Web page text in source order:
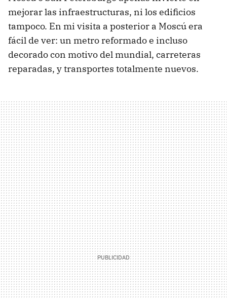
mejorar las infraestructuras, ni los edificios
tampoco. En mi visita a posterior a Moscú era
fácil de ver: un metro reformado e incluso
decorado con motivo del mundial, carreteras
reparadas, y transportes totalmente nuevos.